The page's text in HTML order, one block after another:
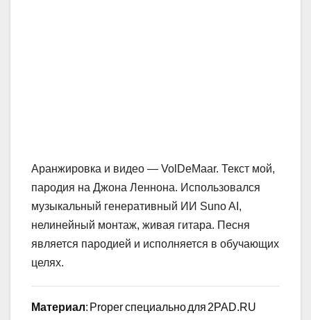
Аранжировка и видео — VolDeMaar. Текст мой,
пародия на Джона Леннона. Использовался
музыкальный генеративный ИИ Suno AI,
нелинейный монтаж, живая гитара. Песня
является пародией и исполняется в обучающих
целях.
Материал: Proper специально для 2PAD.RU